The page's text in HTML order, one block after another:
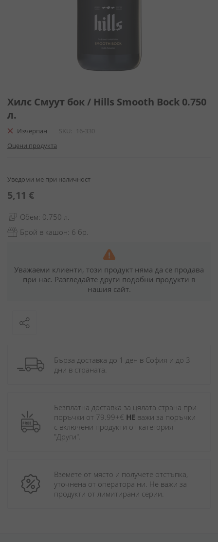
към
на
галерия
снимки
Хилс Смуут бок / Hills Smooth Bock 0.750
л.
Изчерпан SKU
16-330
Оцени продукта
Уведоми ме при наличност
5,11 €
Обем: 0.750 л.
Брой в кашон: 6 бр.
Уважаеми клиенти, този продукт няма да се продава
при нас. Разгледайте други подобни продукти в
нашия сайт.
Бърза доставка до 1 ден в София и до 3
дни в страната.
Безплатна доставка за цялата страна при
поръчки от 79.99+€ НЕ важи за поръчки
с включени продукти от категория
"Други".
Вземете от място и получете отстъпка,
уточнена от оператора ни. Не важи за
продукти от лимитирани серии.